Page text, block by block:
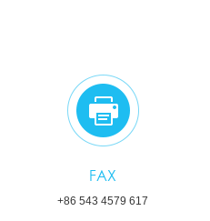
FAX
+86 543 4579 617